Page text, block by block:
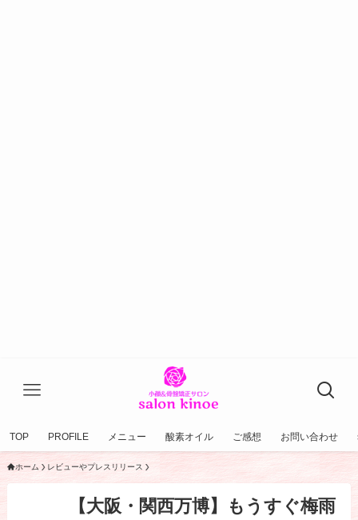
TOP PROFILE メニュー 酸素オイル ご感想 お問い合わせ
ホーム レビューやプレスリリース
【大阪・関西万博】もうすぐ梅雨